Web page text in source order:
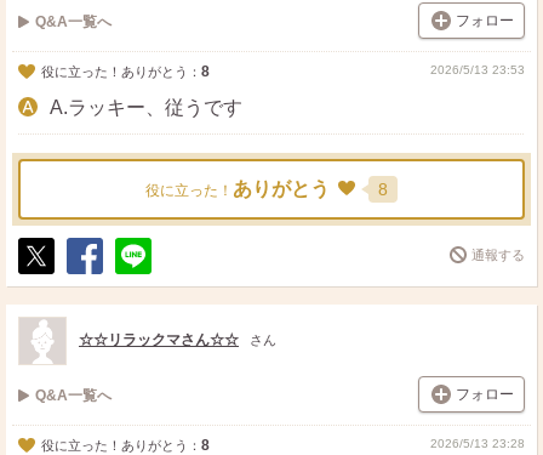
Q&A一覧へ フォロー
役に立った！ありがとう： 8 2026/5/13 23:53
A.ラッキー、従うです
役に立った！ ありがとう 8
ポ
ス
ト
シ
ェ
送
る
通報する
☆☆リラックマさん☆☆ さん
Q&A一覧へ フォロー
役に立った！ありがとう： 8 2026/5/13 23:28